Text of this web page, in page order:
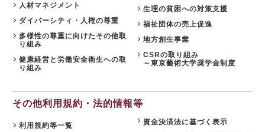
人材マネジメント
ダイバーシティ・人権の尊重
多様性の尊重に向けたその他取
り組み
健康経営と労働安全衛生への取
り組み
生理の貧困への対策支援
福祉団体の売上促進
地方創生事業
CSRの取り組み
～東京藝術大学奨学金制度
その他利用規約・法的情報等
利用規約等一覧
資金決済法に基づく表示